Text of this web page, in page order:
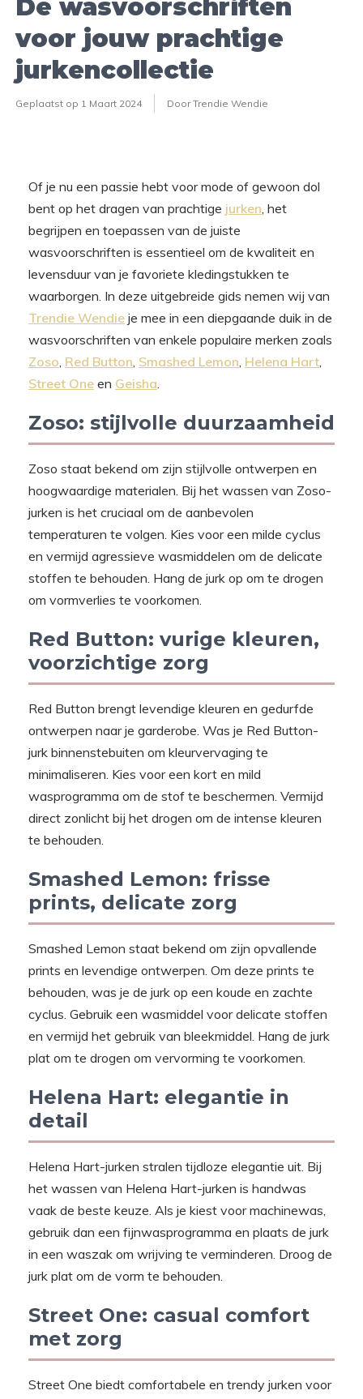
De wasvoorschriften
voor jouw prachtige
jurkencollectie
Geplaatst op 1 Maart 2024 Door Trendie Wendie
Of je nu een passie hebt voor mode of gewoon dol
bent op het dragen van prachtige jurken , het
begrijpen en toepassen van de juiste
wasvoorschriften is essentieel om de kwaliteit en
levensduur van je favoriete kledingstukken te
waarborgen. In deze uitgebreide gids nemen wij van
Trendie Wendie je mee in een diepgaande duik in de
wasvoorschriften van enkele populaire merken zoals
Zoso Red Button Smashed Lemon Helena Hart
Street One en Geisha
Zoso: stijlvolle duurzaamheid
Zoso staat bekend om zijn stijlvolle ontwerpen en
hoogwaardige materialen. Bij het wassen van Zoso-
jurken is het cruciaal om de aanbevolen
temperaturen te volgen. Kies voor een milde cyclus
en vermijd agressieve wasmiddelen om de delicate
stoffen te behouden. Hang de jurk op om te drogen
om vormverlies te voorkomen.
Red Button: vurige kleuren,
voorzichtige zorg
Red Button brengt levendige kleuren en gedurfde
ontwerpen naar je garderobe. Was je Red Button-
jurk binnenstebuiten om kleurvervaging te
minimaliseren. Kies voor een kort en mild
wasprogramma om de stof te beschermen. Vermijd
direct zonlicht bij het drogen om de intense kleuren
te behouden.
Smashed Lemon: frisse
prints, delicate zorg
Smashed Lemon staat bekend om zijn opvallende
prints en levendige ontwerpen. Om deze prints te
behouden, was je de jurk op een koude en zachte
cyclus. Gebruik een wasmiddel voor delicate stoffen
en vermijd het gebruik van bleekmiddel. Hang de jurk
plat om te drogen om vervorming te voorkomen.
Helena Hart: elegantie in
detail
Helena Hart-jurken stralen tijdloze elegantie uit. Bij
het wassen van Helena Hart-jurken is handwas
vaak de beste keuze. Als je kiest voor machinewas,
gebruik dan een fijnwasprogramma en plaats de jurk
in een waszak om wrijving te verminderen. Droog de
jurk plat om de vorm te behouden.
Street One: casual comfort
met zorg
Street One biedt comfortabele en trendy jurken voor